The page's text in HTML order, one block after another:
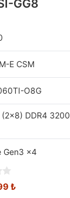
GG8
E CSM
O8G
(2x8) DDR4 3200
Gen3 x4
₺Şu